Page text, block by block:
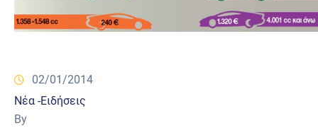
02/01/2014
Νέα -Ειδήσεις
By